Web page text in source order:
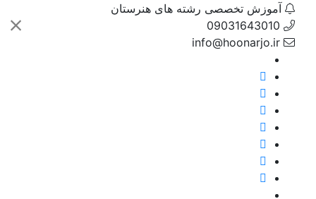
آموزش تخصصی رشته های هنرستان
09031643010
info@hoonarjo.ir